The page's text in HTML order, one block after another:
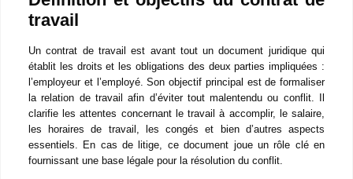
Un contrat de travail est avant tout un document juridique qui
: l’employeur et l’employé. Son objectif principal est de
formaliser la relation de travail afin d’éviter tout malentendu
ou conflit. Il clarifie les attentes concernant le travail à
accomplir, le salaire, les horaires de travail, les congés et bien
d’autres aspects essentiels. En cas de litige, ce document joue
un rôle clé en fournissant une base légale pour la résolution du
conflit.